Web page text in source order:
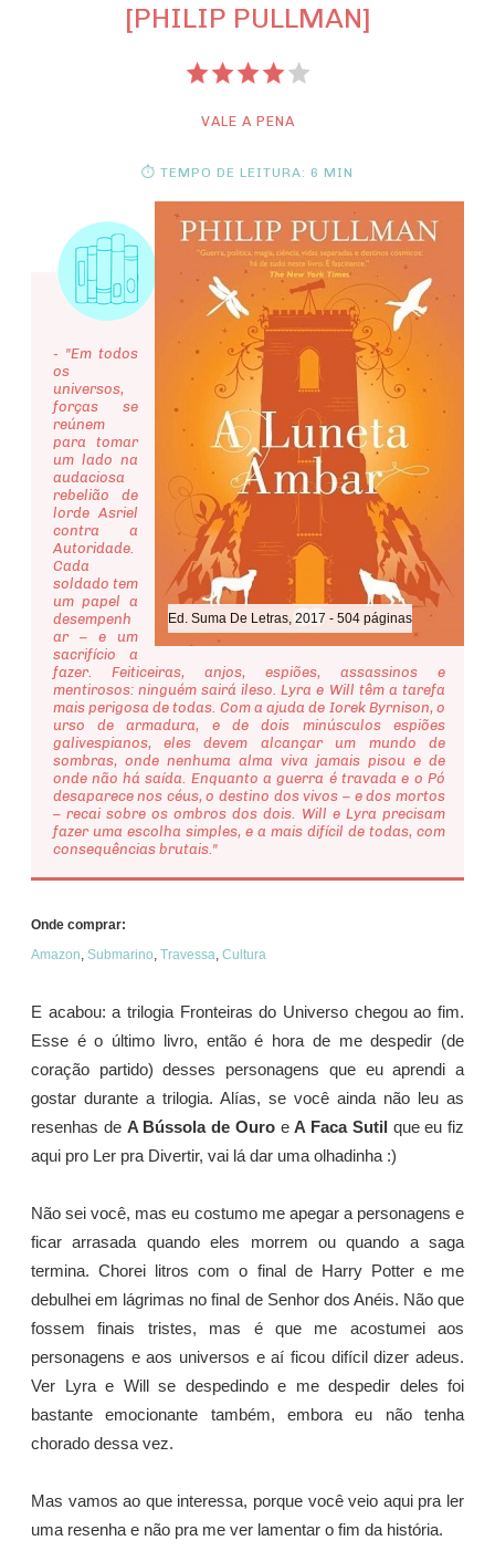
[PHILIP PULLMAN]
VALE A PENA
⏱ TEMPO DE LEITURA: 6 MIN
Ed. Suma De Letras, 2017 - 504 páginas
- "Em todos
os
universos,
forças se
reúnem
para tomar
um lado na
audaciosa
rebelião de
lorde Asriel
contra a
Autoridade.
Cada
soldado tem
um papel a
desempenh
ar – e um
sacrifício a
fazer. Feiticeiras, anjos, espiões, assassinos e
mentirosos: ninguém sairá ileso. Lyra e Will têm a tarefa
mais perigosa de todas. Com a ajuda de Iorek Byrnison, o
urso de armadura, e de dois minúsculos espiões
galivespianos, eles devem alcançar um mundo de
sombras, onde nenhuma alma viva jamais pisou e de
onde não há saída. Enquanto a guerra é travada e o Pó
desaparece nos céus, o destino dos vivos – e dos mortos
– recai sobre os ombros dos dois. Will e Lyra precisam
fazer uma escolha simples, e a mais difícil de todas, com
consequências brutais."
Onde comprar:
Amazon Submarino Travessa Cultura
E acabou: a trilogia Fronteiras do Universo chegou ao fim.
Esse é o último livro, então é hora de me despedir (de
coração partido) desses personagens que eu aprendi a
gostar durante a trilogia. Alías, se você ainda não leu as
resenhas de A Bússola de OuroeA Faca Sutil
que eu fiz
aqui pro Ler pra Divertir, vai lá dar uma olhadinha :)
Não sei você, mas eu costumo me apegar a personagens e
ficar arrasada quando eles morrem ou quando a saga
termina. Chorei litros com o final de Harry Potter e me
debulhei em lágrimas no final de Senhor dos Anéis. Não que
fossem finais tristes, mas é que me acostumei aos
personagens e aos universos e aí ficou difícil dizer adeus.
Ver Lyra e Will se despedindo e me despedir deles foi
bastante emocionante também, embora eu não tenha
chorado dessa vez.
Mas vamos ao que interessa, porque você veio aqui pra ler
uma resenha e não pra me ver lamentar o fim da história.